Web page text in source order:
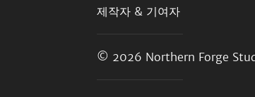
제작자 & 기여자
© 2026 Northern Forge